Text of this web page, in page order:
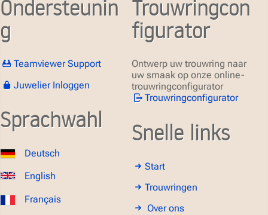
Ondersteunin
g
Teamviewer Support
Juwelier Inloggen
Sprachwahl
Deutsch
English
Français
Trouwringcon
figurator
Ontwerp uw trouwring naar
uw smaak op onze online-
trouwringconfigurator
Trouwringconfigurator
Snelle links
Start
Trouwringen
Over ons